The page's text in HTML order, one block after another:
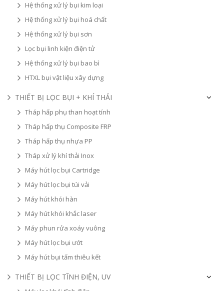
Hệ thống xử lý bụi kim loại
Hệ thống xử lý bụi hoá chất
Hệ thống xử lý bụi sơn
Lọc bụi linh kiện điện tử
Hệ thống xử lý bụi bao bì
HTXL bụi vật liệu xây dựng
THIẾT BỊ LỌC BỤI + KHÍ THẢI
Tháp hấp phụ than hoạt tính
Tháp hấp thụ Composite FRP
Tháp hấp thụ nhựa PP
Tháp xử lý khí thải Inox
Máy hút lọc bụi Cartridge
Máy hút lọc bụi túi vải
Máy hút khói hàn
Máy hút khói khắc laser
Máy phun rửa xoáy vuông
Máy hút lọc bụi ướt
Máy hút bụi tấm thiêu kết
THIẾT BỊ LỌC TĨNH ĐIỆN, UV